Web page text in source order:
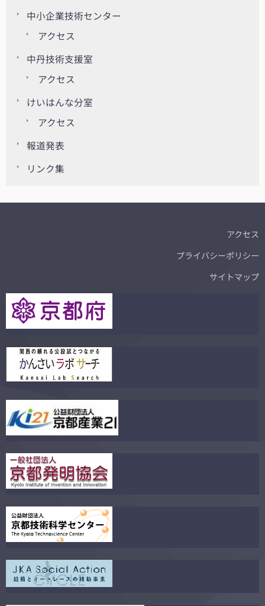
中小企業技術センター
アクセス
中丹技術支援室
アクセス
けいはんな分室
アクセス
報道発表
リンク集
アクセス
プライバシーポリシー
サイトマップ